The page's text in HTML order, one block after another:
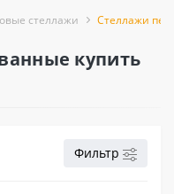
стеллажи Стеллажи
купить
Фильтр